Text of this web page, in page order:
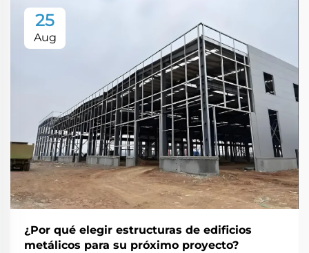
25
Aug
¿Por qué elegir estructuras de edificios
metálicos para su próximo proyecto?